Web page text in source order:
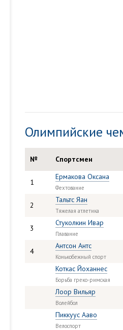
Олимпийские
№ Спортсмен
1
Ермакова Оксана
Фехтование
2
Тальтс Яан
Тяжелая атлетика
3
Стуколкин Ивар
Плавание
4
Антсон Антс
Конькобежный спорт
Коткас Йоханнес
Борьба греко-римская
Лоор Вильяр
Волейбол
Пиккуус Ааво
Велоспорт